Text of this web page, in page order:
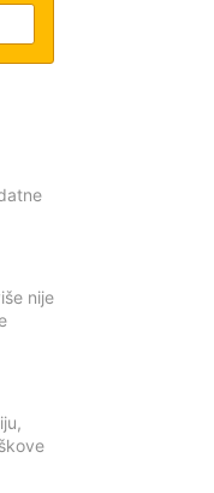
nije